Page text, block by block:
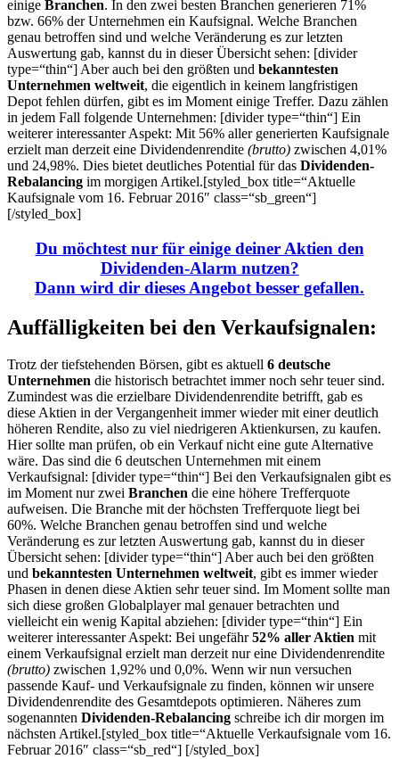
einige Branchen. In den zwei besten Branchen generieren 71%
bzw. 66% der Unternehmen ein Kaufsignal. Welche Branchen
genau betroffen sind und welche Veränderung es zur letzten
Auswertung gab, kannst du in dieser Übersicht sehen: [divider
type=“thin“] Aber auch bei den größten und bekanntesten
Unternehmen weltweit, die eigentlich in keinem langfristigen
Depot fehlen dürfen, gibt es im Moment einige Treffer. Dazu zählen
in jedem Fall folgende Unternehmen: [divider type=“thin“] Ein
weiterer interessanter Aspekt: Mit 56% aller generierten Kaufsignale
erzielt man derzeit eine Dividendenrendite (brutto) zwischen 4,01%
und 24,98%. Dies bietet deutliches Potential für das Dividenden-
Rebalancing im morgigen Artikel.[styled_box title=“Aktuelle
Kaufsignale vom 16. Februar 2016″ class=“sb_green“]
[/styled_box]
Du möchtest nur für einige deiner Aktien den
Dividenden-Alarm nutzen?
Dann wird dir dieses Angebot besser gefallen.
Auffälligkeiten bei den Verkaufsignalen:
Trotz der tiefstehenden Börsen, gibt es aktuell 6 deutsche
Unternehmen die historisch betrachtet immer noch sehr teuer sind.
Zumindest was die erzielbare Dividendenrendite betrifft, gab es
diese Aktien in der Vergangenheit immer wieder mit einer deutlich
höheren Rendite, also zu viel niedrigeren Aktienkursen, zu kaufen.
Hier sollte man prüfen, ob ein Verkauf nicht eine gute Alternative
wäre. Das sind die 6 deutschen Unternehmen mit einem
Verkaufsignal: [divider type=“thin“] Bei den Verkaufsignalen gibt es
im Moment nur zwei Branchen die eine höhere Trefferquote
aufweisen. Die Branche mit der höchsten Trefferquote liegt bei
60%. Welche Branchen genau betroffen sind und welche
Veränderung es zur letzten Auswertung gab, kannst du in dieser
Übersicht sehen: [divider type=“thin“] Aber auch bei den größten
und bekanntesten Unternehmen weltweit, gibt es immer wieder
Phasen in denen diese Aktien sehr teuer sind. Im Moment sollte man
sich diese großen Globalplayer mal genauer betrachten und
vielleicht ein wenig Kapital abziehen: [divider type=“thin“] Ein
weiterer interessanter Aspekt: Bei ungefähr52% aller Aktien mit
einem Verkaufsignal erzielt man derzeit nur eine Dividendenrendite
(brutto) zwischen 1,92% und 0,0%. Wenn wir nun versuchen
passende Kauf- und Verkaufsignale zu finden, können wir unsere
Dividendenrendite des Gesamtdepots optimieren. Näheres zum
sogenannten Dividenden-Rebalancing schreibe ich dir morgen im
nächsten Artikel.[styled_box title=“Aktuelle Verkaufsignale vom 16.
Februar 2016″ class=“sb_red“] [/styled_box]